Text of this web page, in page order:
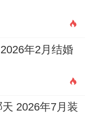
年2月结婚
2026年7月装